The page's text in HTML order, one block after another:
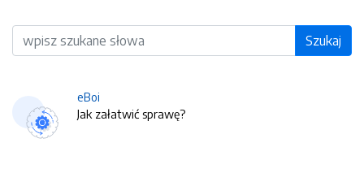
Wyszukiwarka Szukaj
eBoi
Jak załatwić sprawę?